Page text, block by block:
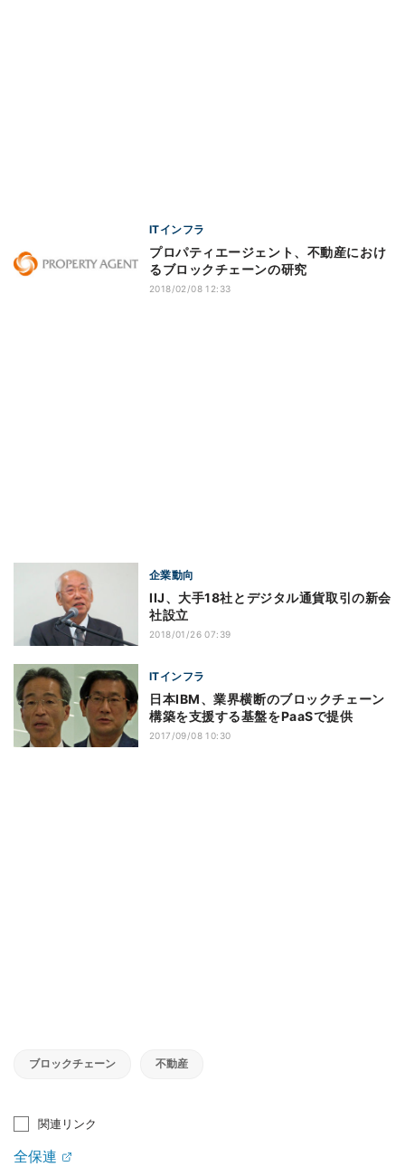
ITインフラ
プロパティエージェント、不動産におけ
るブロックチェーンの研究
2018/02/08 12:33
企業動向
IIJ、大手18社とデジタル通貨取引の新会
社設立
2018/01/26 07:39
ITインフラ
日本IBM、業界横断のブロックチェーン
構築を支援する基盤をPaaSで提供
2017/09/08 10:30
ブロックチェーン 不動産
関連リンク
全保連